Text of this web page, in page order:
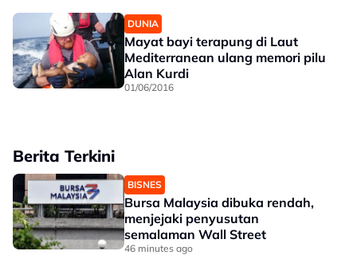
DUNIA
Mayat bayi terapung di Laut
Mediterranean ulang memori pilu
Alan Kurdi
01/06/2016
Berita Terkini
BISNES
Bursa Malaysia dibuka rendah,
menjejaki penyusutan
semalaman Wall Street
46 minutes ago